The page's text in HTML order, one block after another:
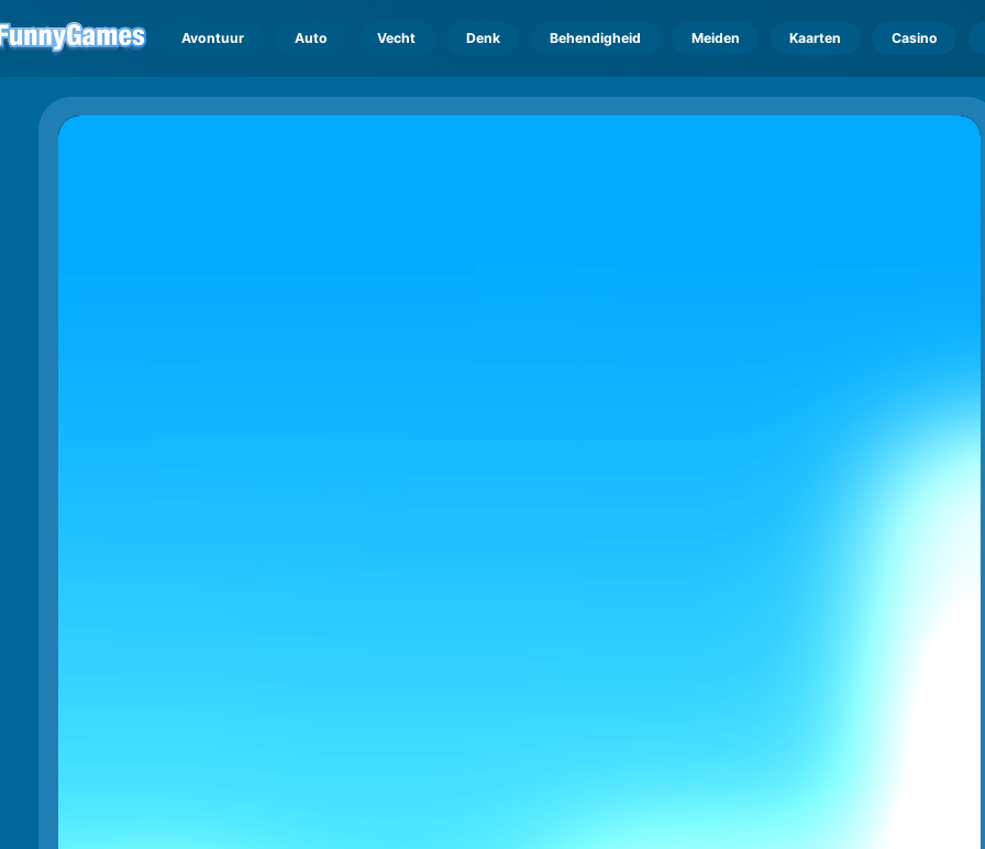
Avontuur Auto Vecht Denk Behendigheid Meiden Kaarten Casino